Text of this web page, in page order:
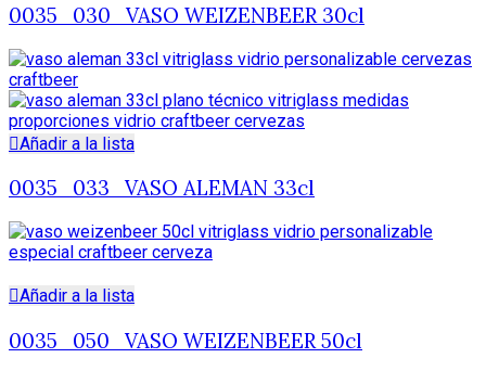
0035_030_VASO WEIZENBEER 30cl
Añadir a la lista
0035_033_VASO ALEMAN 33cl
Añadir a la lista
0035_050_VASO WEIZENBEER 50cl